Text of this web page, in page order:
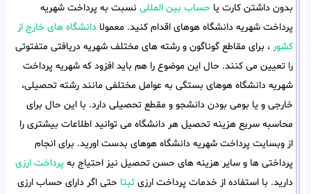
بدون داشتن کارت یا حساب بین المللی نسبت به پرداخت شهریه
پرداخت شهریه دانشگاه هوهای اقدام کنید. معمولا دانشگاه های خارج از
کشور ، برای مقاطع گوناگون و رشته های مختلف شهریه دریافتی متفتوتی
را تعیین می کنند. حال این موضوع را هم باید افزود که شهریه پرداخت
شهریه دانشگاه هوهای بستگی به عوامل مختلفی مانند رشته تحصیلی،
خارجی و یا بومی بودن دانشجو و مقطع تحصیلی دارد. با این حال برای
محاسبه سریع هزینه تحصیل هر دانشگاه می توانید اطلاعات بیشتری را
از وبسایت پرداخت شهریه دانشگاه هوهای بدست اورید. برای انجام
پرداختی ها و سایر هزینه های حسن تحصیل نیز احتیاج به پرداخت ارزی
دارید. با استفاده از خدمات پرداخت ارزی ثبتا حتی اگر دارای حساب ارزی